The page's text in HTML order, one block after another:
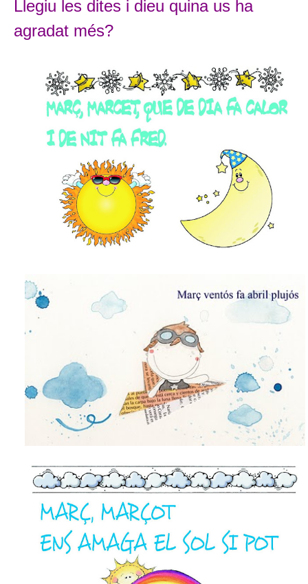
Llegiu les dites i dieu quina us ha
agradat més?